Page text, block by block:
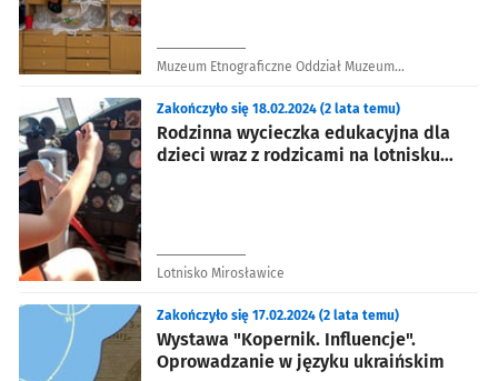
Muzeum Etnograficzne Oddział Muzeum
Rodzinna wycieczka edukacyjna dla
dzieci wraz z rodzicami na lotnisku
Zakończyło się 18.02.2024 (2 lata temu)
Lotnisko Mirosławice
Wystawa "Kopernik. Influencje".
Oprowadzanie w języku ukraińskim
Zakończyło się 17.02.2024 (2 lata temu)